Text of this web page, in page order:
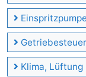
Klima, Lüftung